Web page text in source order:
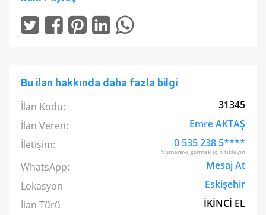
Bu ilan hakkında daha fazla bilgi
İlan Kodu:
31345
İlan Veren:
Emre AKTAŞ
İletişim:
0 535 238 5****
Numarayı görmek için tıklayın
WhatsApp:
Mesaj At
Lokasyon
Eskişehir
İlan Türü
İKİNCİ EL